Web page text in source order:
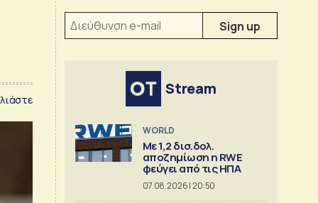
Stream
WORLD
Με 1,2 δισ.δολ.
αποζημίωση η RWE
φεύγει από τις ΗΠΑ
07.08.2026 | 20:50